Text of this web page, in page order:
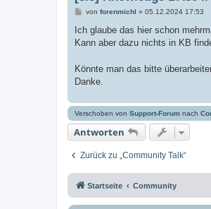
B
i
r
von forenmichl » 05.12.2024 17:53
Ich glaube das hier schon
Kann aber dazu nichts in KB
Könnte man das bitte
Danke.
Verschoben von Support-Forum nach
Antworten
Zurück zu „Community Talk“
Startseite Community